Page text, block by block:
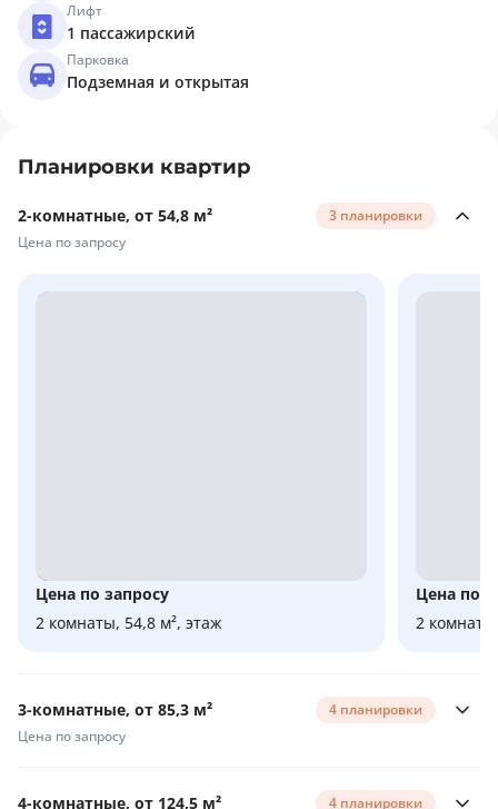
Лифт
1 пассажирский
Парковка
Подземная и открытая
Планировки квартир
2-комнатные, от 54,8 м²
Цена по запросу
3 планировки
Цена по запросу
2 комнаты, 54,8 м², этаж
Цена по
2
3-комнатные, от 85,3 м²
Цена по запросу
4 планировки
4-комнатные, от 124,5 м² 4 планировки